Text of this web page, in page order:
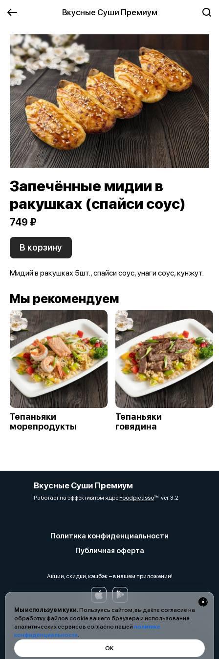
Вкусные Суши Премиум
Мы используем куки.Пользуясь сайтом, вы даёте согласие на
обработку файлов cookie вашего браузера и использование
аналитических сервисов согласно нашей политике
конфиденциальности.
ОК
Запечённые мидии в
ракушках (спайси соус)
749 ₽
В корзину
Мидий в ракушках 5шт., спайси соус, унаги соус, кунжут.
Мы рекомендуем
Тепаньяки
морепродукты
Тепаньяки
говядина
Вкусные Суши Премиум
Работает на эффективном ядреFoodpicássover. 3.2
Политика конфиденциальности
Публичная оферта
Акции, скидки, кэшбэк − в нашем приложении!